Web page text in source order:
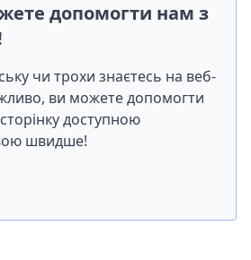
допомогти нам з
чи трохи знаєтесь на веб-
ви можете допомогти
доступною
швидше!